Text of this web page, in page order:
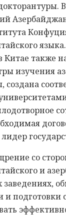
Китае также
изучения
создана
со
и
заведениях,
и подготовки